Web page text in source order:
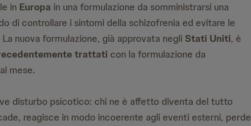
in Europa in una formulazione da somministrarsi una
di controllare i sintomi della schizofrenia ed evitare le
La nuova formulazione, già approvata negli Stati Uniti, è
trattati con la formulazione da
mese.
disturbo psicotico: chi ne è affetto diventa del tutto
reagisce in modo incoerente agli eventi esterni, perde